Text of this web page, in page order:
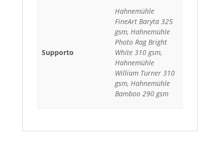
Supporto
Hahnemühle
FineArt Baryta 325
gsm, Hahnemühle
Photo Rag Bright
White 310 gsm,
Hahnemühle
William Turner 310
gsm, Hahnemühle
Bamboo 290 gsm